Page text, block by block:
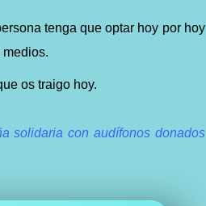
tenga que optar hoy por hoy
os traigo hoy.
solidaria con audífonos donados